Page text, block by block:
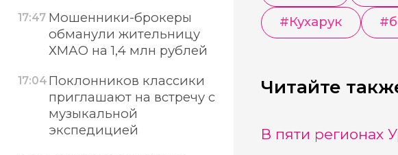
#Кухарук #
Читайте
В пяти регионах
17:47 Мошенники-брокеры
обманули жительницу
ХМАО на 1,4 млн рублей
17:04 Поклонников классики
приглашают на встречу с
музыкальной
экспедицией